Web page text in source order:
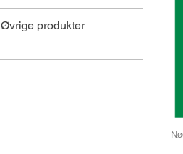
Øvrige produkter